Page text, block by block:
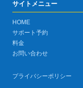
サイトメニュー
HOME
サポート予約
料金
お問い合わせ
プライバシーポリシー